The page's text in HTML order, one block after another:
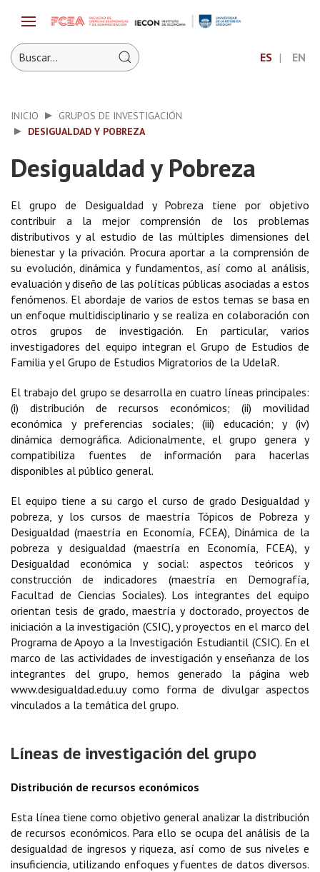
ES EN
INICIO
GRUPOS DE INVESTIGACIÓN
DESIGUALDAD Y POBREZA
Desigualdad y Pobreza
El grupo de Desigualdad y Pobreza tiene por objetivo
contribuir a la mejor comprensión de los problemas
distributivos y al estudio de las múltiples dimensiones del
bienestar y la privación. Procura aportar a la comprensión de
su evolución, dinámica y fundamentos, así como al análisis,
evaluación y diseño de las políticas públicas asociadas a estos
fenómenos. El abordaje de varios de estos temas se basa en
un enfoque multidisciplinario y se realiza en colaboración con
otros grupos de investigación. En particular, varios
investigadores del equipo integran el Grupo de Estudios de
Familia y el Grupo de Estudios Migratorios de la UdelaR.
El trabajo del grupo se desarrolla en cuatro líneas principales:
(i) distribución de recursos económicos; (ii) movilidad
económica y preferencias sociales; (iii) educación; y (iv)
dinámica demográfica. Adicionalmente, el grupo genera y
compatibiliza fuentes de información para hacerlas
disponibles al público general.
El equipo tiene a su cargo el curso de grado Desigualdad y
pobreza, y los cursos de maestría Tópicos de Pobreza y
Desigualdad (maestría en Economía, FCEA), Dinámica de la
pobreza y desigualdad (maestría en Economía, FCEA), y
Desigualdad económica y social: aspectos teóricos y
construcción de indicadores (maestría en Demografía,
Facultad de Ciencias Sociales). Los integrantes del equipo
orientan tesis de grado, maestría y doctorado, proyectos de
iniciación a la investigación (CSIC), y proyectos en el marco del
Programa de Apoyo a la Investigación Estudiantil (CSIC). En el
marco de las actividades de investigación y enseñanza de los
integrantes del grupo, hemos generado la página web
www.desigualdad.edu.uy como forma de divulgar aspectos
vinculados a la temática del grupo.
Líneas de investigación del grupo
Distribución de recursos económicos
Esta línea tiene como objetivo general analizar la distribución
de recursos económicos. Para ello se ocupa del análisis de la
desigualdad de ingresos y riqueza, así como de sus niveles e
insuficiencia, utilizando enfoques y fuentes de datos diversos.